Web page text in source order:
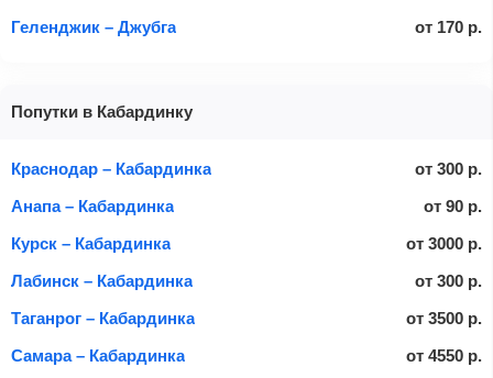
Геленджик – Джубга
от 170 р.
Попутки в Кабардинку
Краснодар – Кабардинка от 300 р.
Анапа – Кабардинка
от 90 р.
Курск – Кабардинка
от 3000 р.
Лабинск – Кабардинка
от 300 р.
Таганрог – Кабардинка
от 3500 р.
Самара – Кабардинка
от 4550 р.